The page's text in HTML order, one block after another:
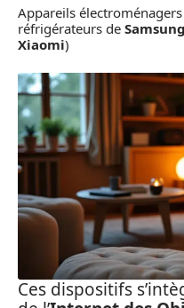
Appareils
réfrigérateurs de Samsung
Xiaomi)
Ces dispositifs